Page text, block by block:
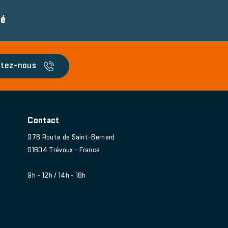
nous
Contact
976 Route de Saint-Bernard
01604 Trévoux - France
9h - 12h / 14h - 18h